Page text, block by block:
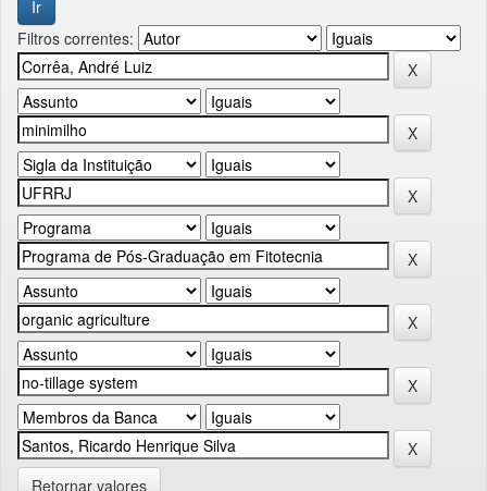
Filtros correntes:
Retornar valores